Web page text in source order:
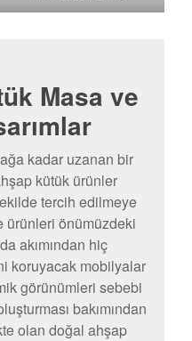
Masa ve
kadar uzanan bir
kütük ürünler
tercih edilmeye
ürünleri önümüzdeki
akımından hiç
koruyacak mobilyalar
görünümleri sebebi
bakımından
olan doğal ahşap